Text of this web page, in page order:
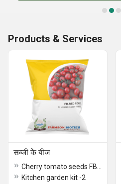
Products & Services
सब्जी के बीज
Kitchen garden kit -2